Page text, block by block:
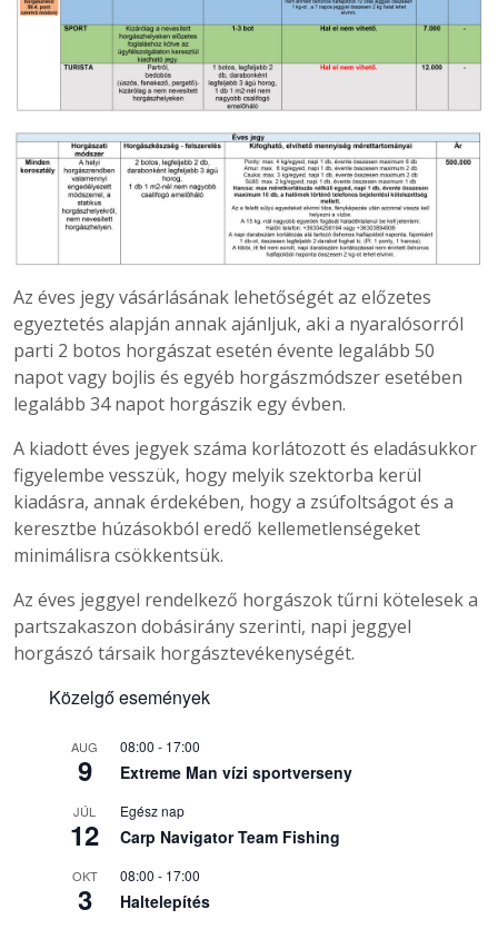
Az éves jegy vásárlásának lehetőségét az előzetes
egyeztetés alapján annak ajánljuk, aki a nyaralósorról
parti 2 botos horgászat esetén évente legalább 50
napot vagy bojlis és egyéb horgászmódszer esetében
legalább 34 napot horgászik egy évben.
A kiadott éves jegyek száma korlátozott és eladásukkor
figyelembe vesszük, hogy melyik szektorba kerül
kiadásra, annak érdekében, hogy a zsúfoltságot és a
keresztbe húzásokból eredő kellemetlenségeket
minimálisra csökkentsük.
Az éves jeggyel rendelkező horgászok tűrni kötelesek a
partszakaszon dobásirány szerinti, napi jeggyel
horgászó társaik horgásztevékenységét.
Közelgő események
AUG
9
08:00 - 17:00
Extreme Man vízi sportverseny
JÚL
12
Egész nap
Carp Navigator Team Fishing
OKT
3
08:00 - 17:00
Haltelepítés